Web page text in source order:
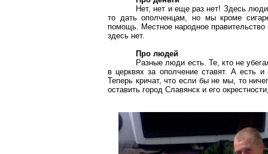
Нет, нет и еще раз нет! Здесь
то дать ополченцам, но мы кроме
помощь. Местное народное правительство
здесь нет.
Про людей
Разные люди есть. Те, кто не
в церквях за ополчение ставят. А есть
Теперь кричат, что если бы не мы, то
оставить город Славянск и его